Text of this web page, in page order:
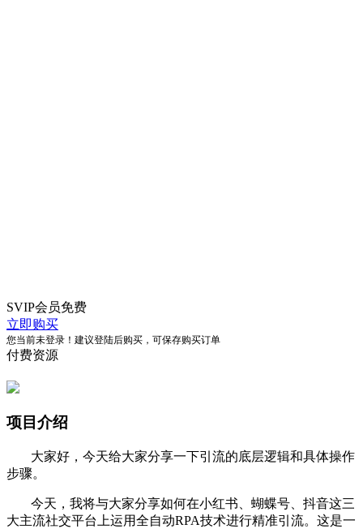
SVIP会员免费
立即购买
您当前未登录！建议登陆后购买，可保存购买订单
付费资源
项目介绍
大家好，今天给大家分享一下引流的底层逻辑和具体操作
步骤。
今天，我将与大家分享如何在小红书、蝴蝶号、抖音这三
大主流社交平台上运用全自动RPA技术进行精准引流。这是一